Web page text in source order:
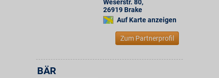
Weserstr. 80,
26919 Brake
Auf Karte anzeigen
Zum Partnerprofil
BÄR